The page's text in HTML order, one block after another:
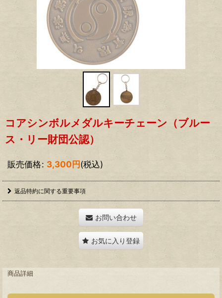
コアシンボルメダルキーチェーン（ブルー
ス・リー財団公認）
販売価格: 3,300円(税込)
返品特約に関する重要事項
お問い合わせ
お気に入り登録
商品詳細